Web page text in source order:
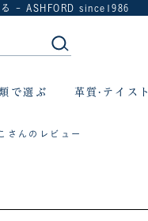
る - ASHFORD since1986
で選ぶ 革質·テイスト
さんのレビュー